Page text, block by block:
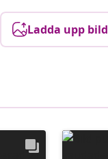
Ladda upp bild